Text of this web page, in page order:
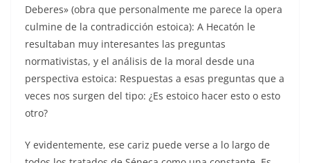
Deberes» (obra que personalmente me parece la opera
culmine de la contradicción estoica): A Hecatón le
resultaban muy interesantes las preguntas
normativistas, y el análisis de la moral desde una
perspectiva estoica: Respuestas a esas preguntas que a
veces nos surgen del tipo: ¿Es estoico hacer esto o esto
otro?
Y evidentemente, ese cariz puede verse a lo largo de